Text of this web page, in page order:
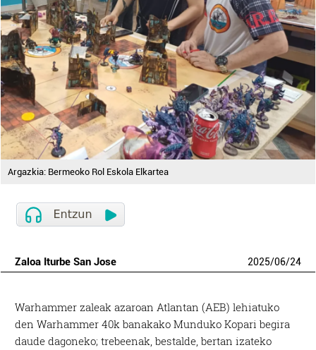
Argazkia: Bermeoko Rol Eskola Elkartea
Zaloa Iturbe San Jose 2025/06/24
Warhammer zaleak azaroan Atlantan (AEB) lehiatuko
den Warhammer 40k banakako Munduko Kopari begira
daude dagoneko; trebeenak, bestalde, bertan izateko